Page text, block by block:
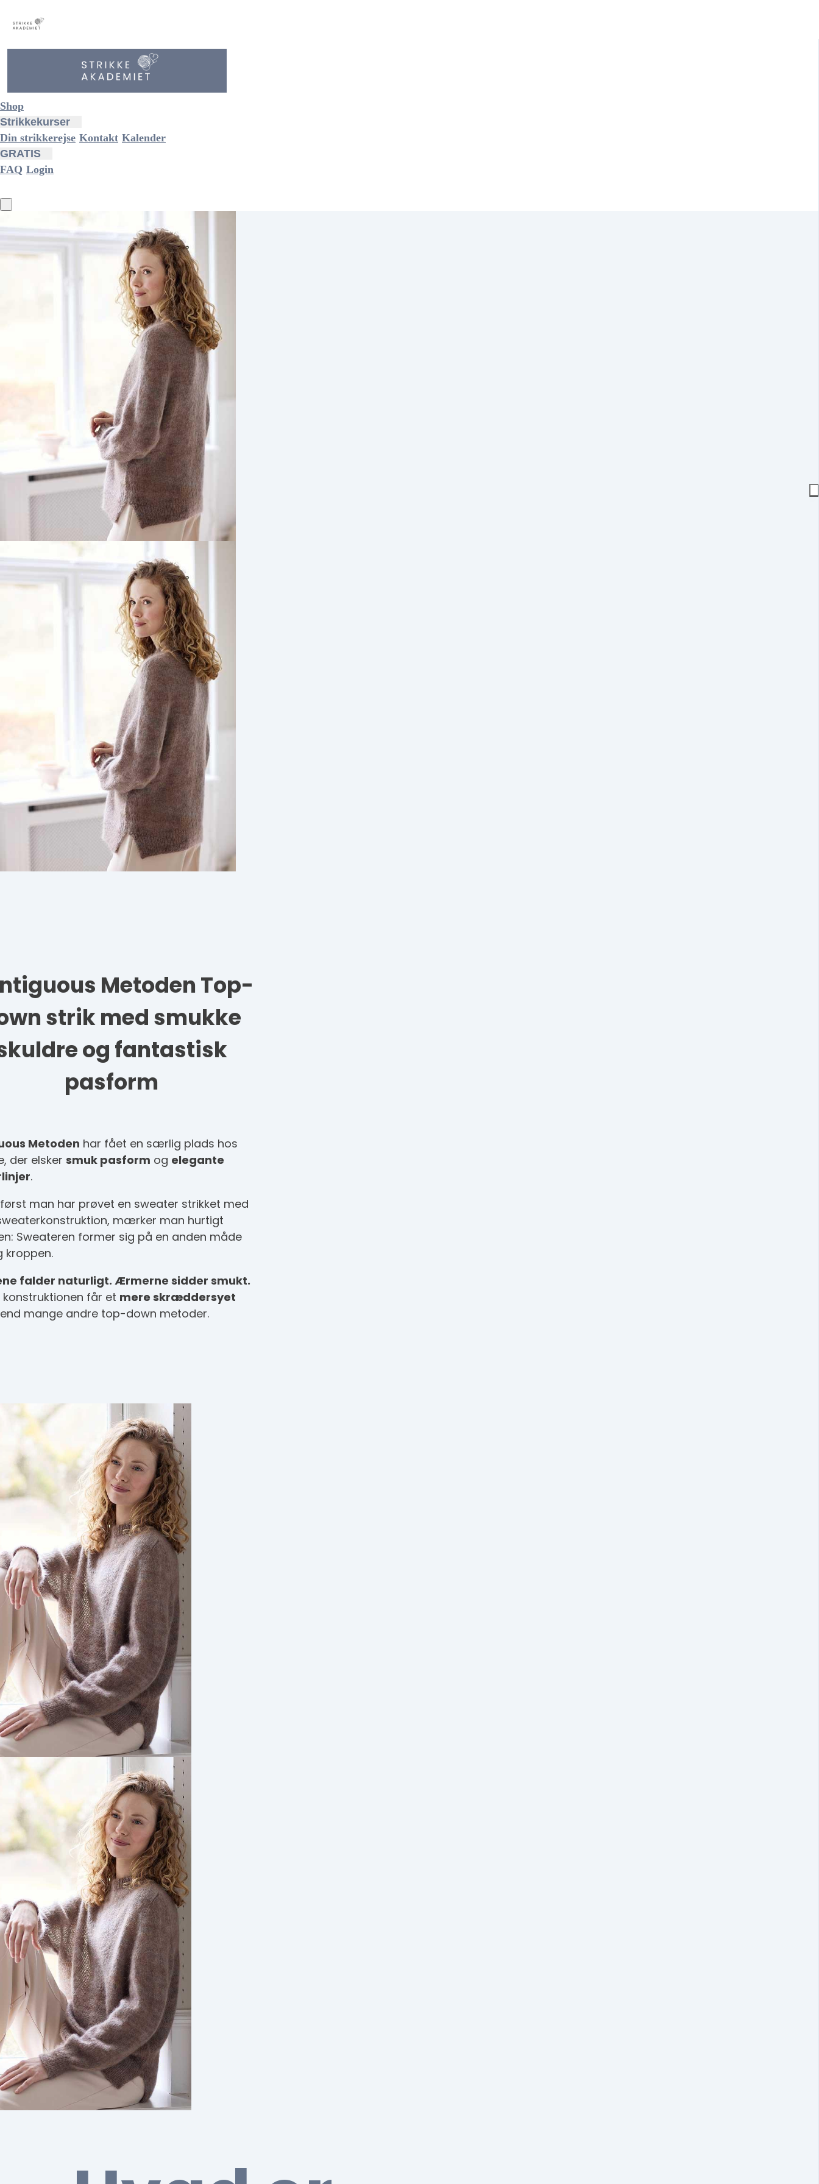
Shop
Strikkekurser
Din strikkerejse Kontakt Kalender
GRATIS
FAQ Login
Metoden Top-
strik med smukke
og fantastisk
pasform
Metoden har fået en særlig plads hos
der elsker smuk pasform og elegante
.
man har prøvet en sweater strikket med
mærker man hurtigt
Sweateren former sig på en anden måde
kroppen.
falder naturligt. Ærmerne sidder smukt.
konstruktionen får et mere skræddersyet
mange andre top-down metoder.